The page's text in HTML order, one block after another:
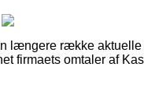
længere række
firmaets omtaler af